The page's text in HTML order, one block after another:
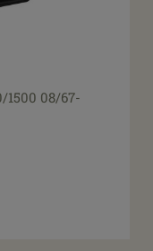
1500 08/67-